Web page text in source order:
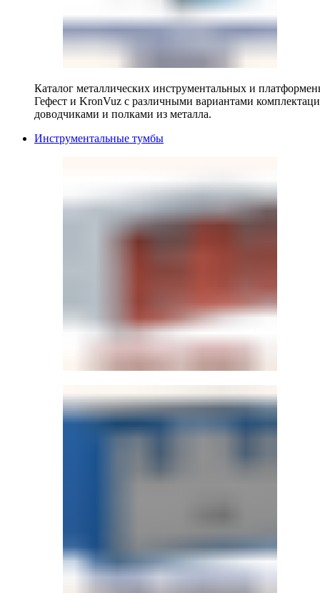
Каталог металлических инструментальных и
Гефест и KronVuz с различными вариантами
доводчиками и полками из металла.
Инструментальные тумбы